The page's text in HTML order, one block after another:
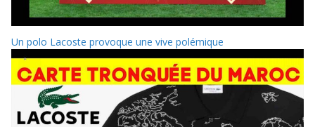
Un polo Lacoste provoque une vive polémique